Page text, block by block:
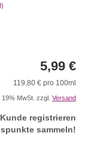
5,99 €
119,80 € pro 100ml
19% MwSt. zzgl. Versand
registrieren
sammeln!